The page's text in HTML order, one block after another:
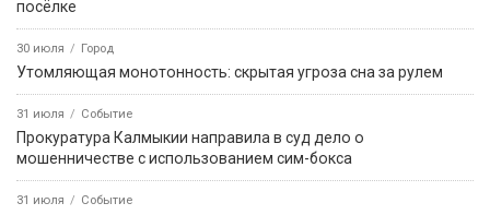
5 августа, 15:18
В Москве, в Пушкинском музее, открылась выставка
«Алмазная колесница»
5 августа, 12:56 Событие
Жителю Троицкого грозит уголовная ответственность за
кражу денег с помощью найденной сим-карты
5 августа, 13:05 Событие
Уже завтра во всех кинотеатрах страны состоится премьера